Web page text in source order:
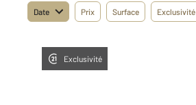
Date Prix Surface Exclusivité
Exclusivité